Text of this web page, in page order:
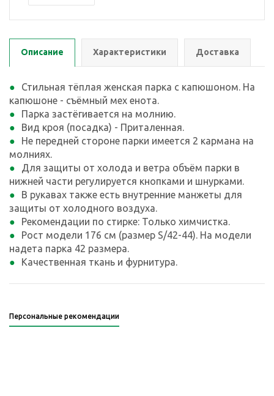
Описание Характеристики Доставка
Стильная тёплая женская парка с капюшоном. На
капюшоне - съёмный мех енота.
Парка застёгивается на молнию.
Вид кроя (посадка) - Приталенная.
Не передней стороне парки имеется 2 кармана на
молниях.
Для защиты от холода и ветра объём парки в
нижней части регулируется кнопками и шнурками.
В рукавах также есть внутренние манжеты для
защиты от холодного воздуха.
Рекомендации по стирке: Только химчистка.
Рост модели 176 см (размер S/42-44). На модели
надета парка 42 размера.
Качественная ткань и фурнитура.
Персональные рекомендации